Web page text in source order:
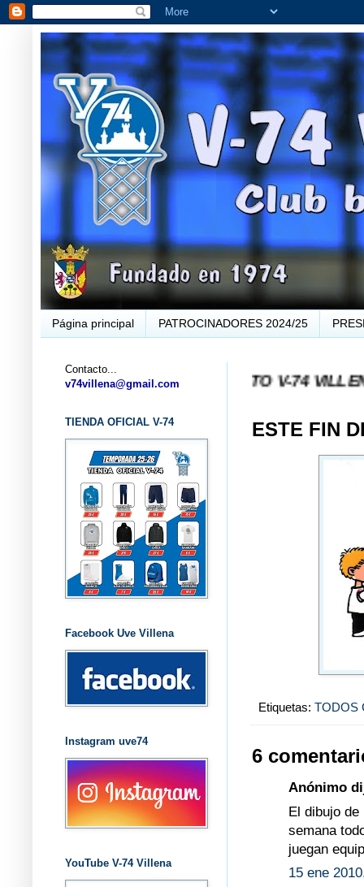
Página principal PATROCINADORES 2024/25
... CLUB BALONCESTO V-74 VILLENA
ESTE FIN
Etiquetas: TODOS
6
Anónimo
El dibujo
semana
juegan
15 ene
Contacto...
v74villena@gmail.com
TIENDA OFICIAL V-74
Facebook Uve Villena
Instagram uve74
YouTube V-74 Villena